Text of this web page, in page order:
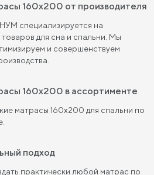
200 на 200
жесткости
см
160 см
140х200
160х200 см
160х200 от производителя
специализируется на
товаров для сна и спальни. Мы
и совершенствуем
160х200 в ассортименте
матрасы 160х200 для спальни по
подход
практически любой матрас по